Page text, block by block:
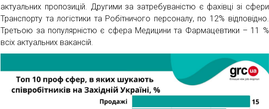
актуальних пропозицій. Другими за затребуваністю є фахівці зі сфери
Транспорту та логістики та Робітничого персоналу, по 12% відповідно.
Третьою за популярністю є сфера Медицини та Фармацевтики – 11 %
всіх актуальних вакансій.